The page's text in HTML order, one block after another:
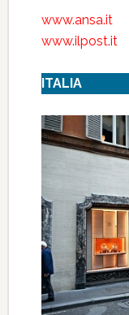
www.ansa.it
www.ilpost.it
ITALIA